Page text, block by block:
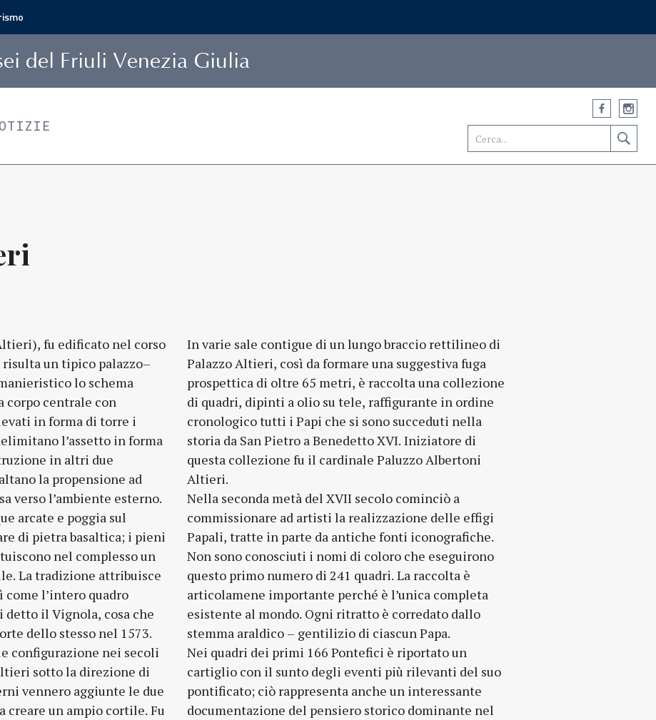
del Friuli Venezia Giulia
fu edificato nel corso
risulta un tipico palazzo–
lo schema
corpo centrale con
in forma di torre i
l’assetto in forma
in altri due
la propensione ad
verso l’ambiente esterno.
arcate e poggia sul
di pietra basaltica; i pieni
nel complesso un
La tradizione attribuisce
l’intero quadro
detto il Vignola, cosa che
dello stesso nel 1573.
configurazione nei secoli
sotto la direzione di
vennero aggiunte le due
creare un ampio cortile. Fu
In varie sale contigue di un lungo braccio rettilineo di
Palazzo Altieri, così da formare una suggestiva fuga
prospettica di oltre 65 metri, è raccolta una collezione
di quadri, dipinti a olio su tele, raffigurante in ordine
cronologico tutti i Papi che si sono succeduti nella
storia da San Pietro a Benedetto XVI. Iniziatore di
questa collezione fu il cardinale Paluzzo Albertoni
Altieri.
Nella seconda metà del XVII secolo cominciò a
commissionare ad artisti la realizzazione delle effigi
Papali, tratte in parte da antiche fonti iconografiche.
Non sono conosciuti i nomi di coloro che eseguirono
questo primo numero di 241 quadri. La raccolta è
articolamene importante perché è l’unica completa
esistente al mondo. Ogni ritratto è corredato dallo
stemma araldico – gentilizio di ciascun Papa.
Nei quadri dei primi 166 Pontefici è riportato un
cartiglio con il sunto degli eventi più rilevanti del suo
pontificato; ciò rappresenta anche un interessante
documentazione del pensiero storico dominante nel